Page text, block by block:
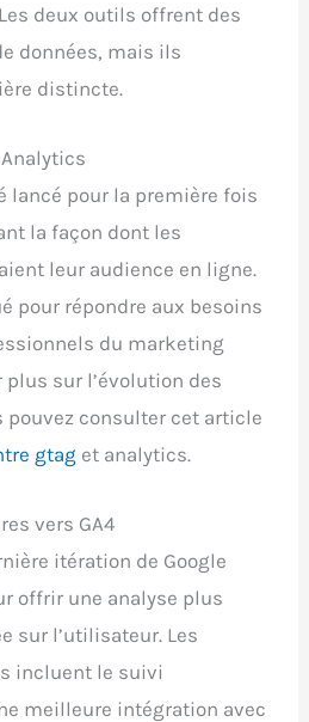
deux outils offrent des
données, mais ils
distincte.
lancé pour la première fois
la façon dont les
leur audience en ligne.
pour répondre aux besoins
du marketing
sur l’évolution des
pouvez consulter cet article
gtag et analytics.
vers GA4
itération de Google
offrir une analyse plus
sur l’utilisateur. Les
incluent le suivi
meilleure intégration avec